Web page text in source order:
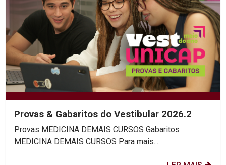
Provas & Gabaritos do Vestibular 2026.2
Provas MEDICINA DEMAIS CURSOS Gabaritos
MEDICINA DEMAIS CURSOS Para mais...